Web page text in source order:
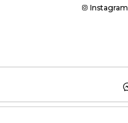
Instagram